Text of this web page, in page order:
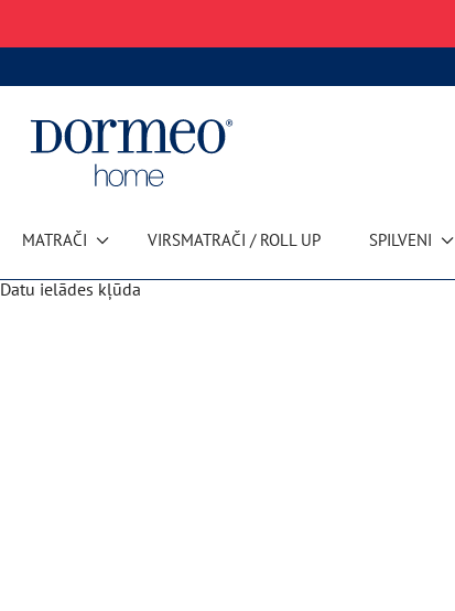
MATRAČI VIRSMATRAČI / ROLL UP SPILVENI
Datu ielādes kļūda